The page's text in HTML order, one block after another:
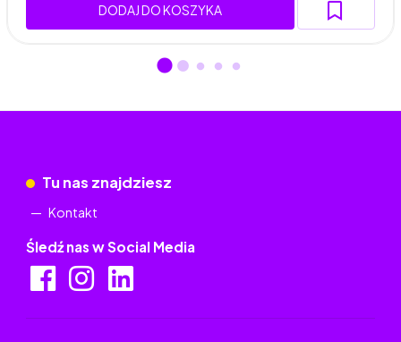
DODAJ DO KOSZYKA
Tu nas znajdziesz
Kontakt
Śledź nas w Social Media